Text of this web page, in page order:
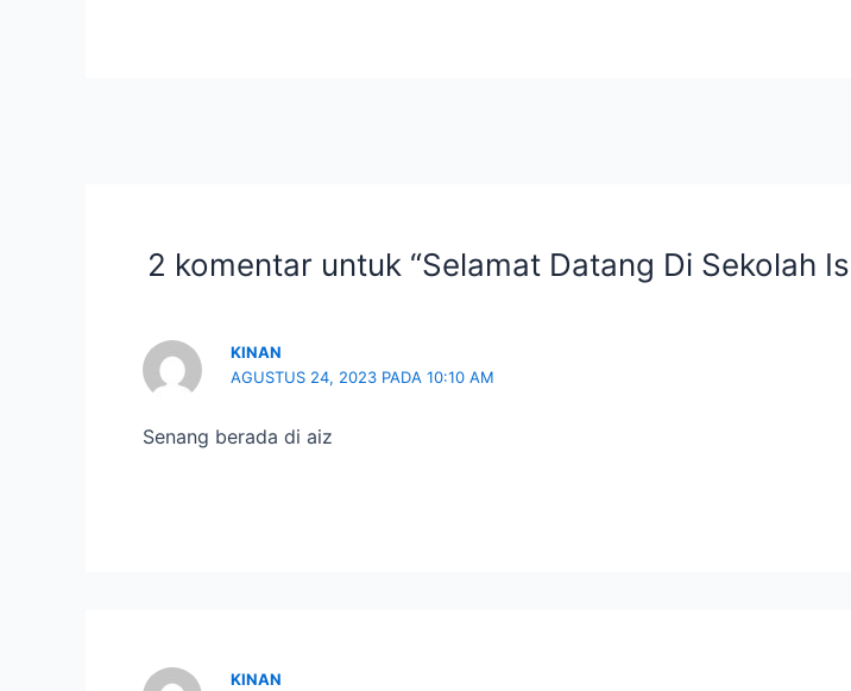
2 komentar untuk “Selamat Datang Di Sekolah
KINAN
AGUSTUS 24, 2023 PADA 10:10 AM
Senang berada di aiz
KINAN